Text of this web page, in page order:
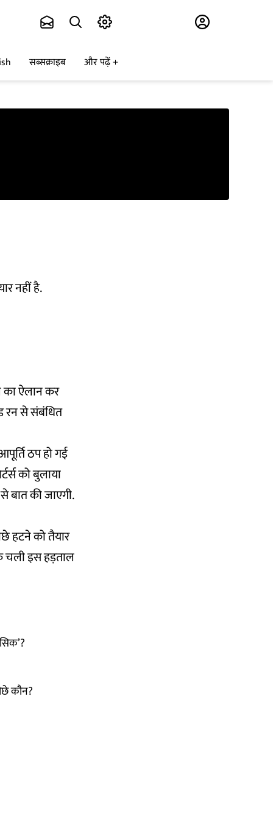
सब्सक्राइब और पढ़ें
नहीं है.
का ऐलान कर
रन से संबंधित
ठप हो गई
को बुलाया
बात की जाएगी.
हटने को तैयार
चली इस हड़ताल
कौन?